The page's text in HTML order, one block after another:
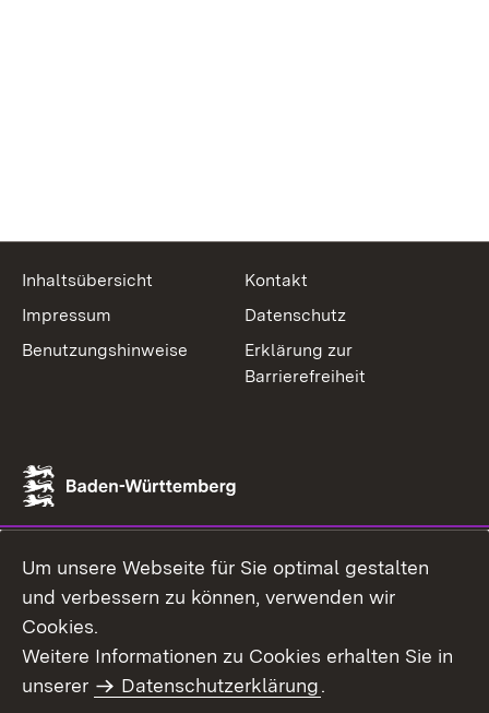
Inhaltsübersicht
Kontakt
Impressum
Datenschutz
Benutzungshinweise
Erklärung zur
Barrierefreiheit
Um unsere Webseite für Sie optimal gestalten
und verbessern zu können, verwenden wir
Cookies.
Weitere Informationen zu Cookies erhalten Sie in
unserer
Datenschutzerklärung.